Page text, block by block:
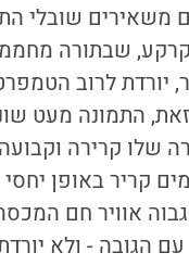
משאירים שובלי
שבתורה
יורדת לרוב
התמונה מעט
שלו קרירה
קריר באופן יחסי
אוויר חם
הגובה - ולא